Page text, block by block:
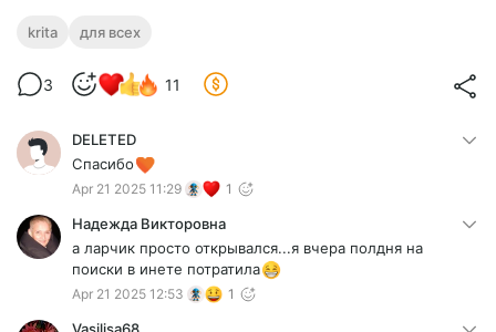
krita для всех
3 11
DELETED
Спасибо
Apr 21 2025 11:29 1
Надежда Викторовна
а ларчик просто открывался...я вчера полдня на
поиски в инете потратила
Apr 21 2025 12:53 1